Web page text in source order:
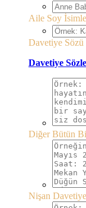
Aile Soy
Davetiye Sözü
Davetiye
Diğer Bütün
Nişan